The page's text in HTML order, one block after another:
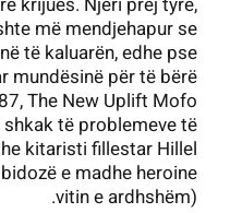
më mendjehapur se
të kaluarën, edhe pse
mundësinë për të bërë
The New Uplift Mofo
të problemeve të
kitaristi fillestar Hillel
e madhe heroine
vitin e ardhshëm).